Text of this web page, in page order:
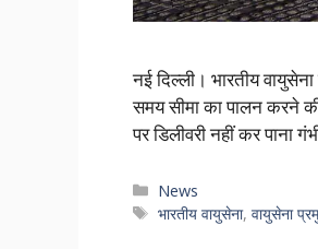
नई दिल्ली। भारतीय
समय सीमा का पालन करने
पर डिलीवरी नहीं कर
Categories
News
Tags
भारतीय वायुसेना,वायुसेना